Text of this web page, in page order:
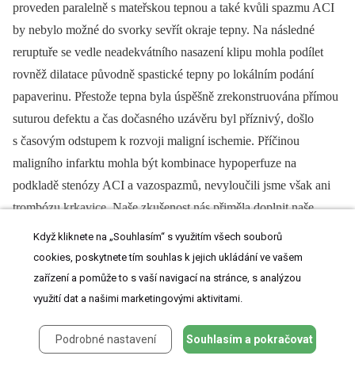
proveden paralelně s mateřskou tepnou a také kvůli spazmu ACI
by nebylo možné do svorky sevřít okraje tepny. Na následné
reruptuře se vedle neadekvátního nasazení klipu mohla podílet
rovněž dilatace původně spastické tepny po lokálním podání
papaverinu. Přestože tepna byla úspěšně zrekonstruována přímou
suturou defektu a čas dočasného uzávěru byl příznivý, došlo
s časovým odstupem k rozvoji maligní ischemie. Příčinou
maligního infarktu mohla být kombinace hypoperfuze na
podkladě stenózy ACI a vazospazmů, nevyloučili jsme však ani
trombózu krkavice. Naše zkušenost nás přiměla doplnit naše
aneuryzmatické instrumentarium o Sundtovy graft klipy a častěji
indikovat 3D DSA u nemocných se SAK a negativní CTA.
Závěr
Když kliknete na „Souhlasím“ s využitím všech souborů
cookies, poskytnete tím souhlas k jejich ukládání ve vašem
zařízení a pomůže to s vaší navigací na stránce, s analýzou
využití dat a našimi marketingovými aktivitami.
Podrobné nastavení Souhlasím a pokračovat